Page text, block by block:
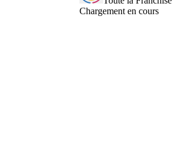
Chargement en cours